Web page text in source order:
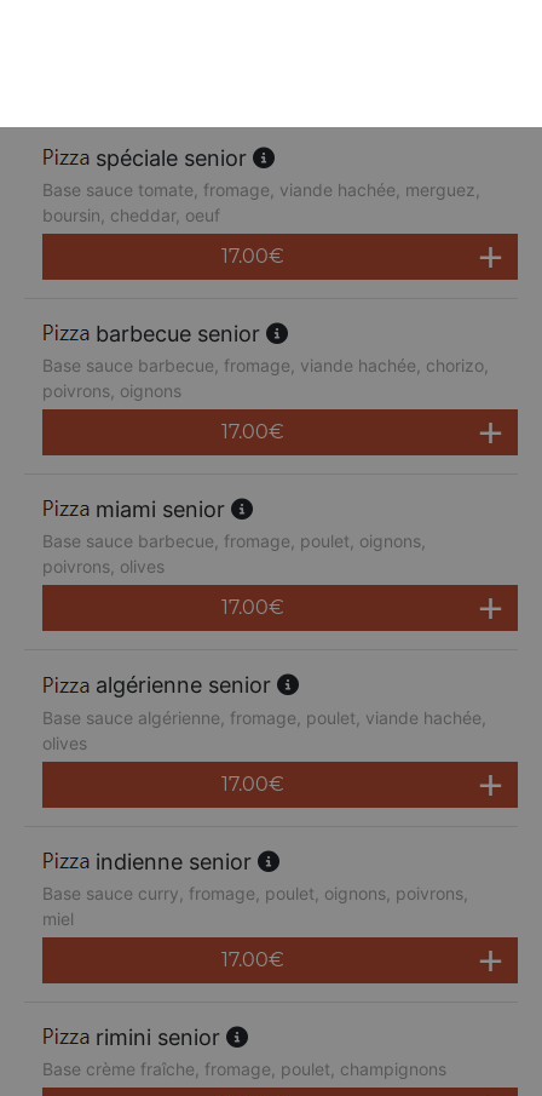
spéciale senior
Base sauce tomate, fromage, viande hachée, merguez,
boursin, cheddar, oeuf
17.00€
barbecue senior
Base sauce barbecue, fromage, viande hachée, chorizo,
poivrons, oignons
17.00€
miami senior
Base sauce barbecue, fromage, poulet, oignons,
poivrons, olives
17.00€
algérienne senior
Base sauce algérienne, fromage, poulet, viande hachée,
olives
17.00€
indienne senior
Base sauce curry, fromage, poulet, oignons, poivrons,
miel
17.00€
rimini senior
Base crème fraîche, fromage, poulet, champignons